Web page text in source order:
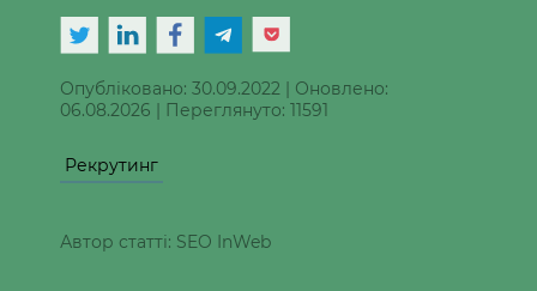
Опубліковано: 30.09.2022 | Оновлено:
06.08.2026 | Переглянуто: 11591
Рекрутинг
Автор статті: SEO InWeb